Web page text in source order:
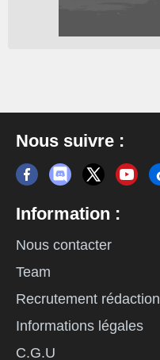
Nous suivre :
Information :
Nous contacter
Team
Recrutement rédaction
Informations légales
C.G.U